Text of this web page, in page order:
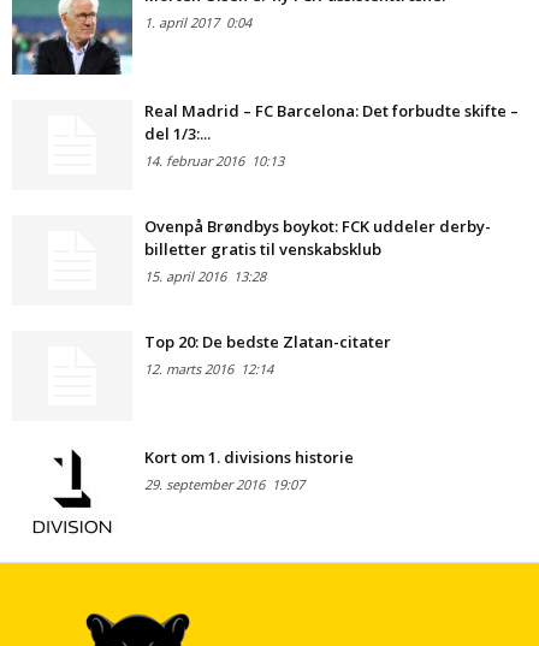
1. april 20170:04
Real Madrid – FC Barcelona: Det forbudte skifte –
del 1/3:...
14. februar 201610:13
Ovenpå Brøndbys boykot: FCK uddeler derby-
billetter gratis til venskabsklub
15. april 201613:28
Top 20: De bedste Zlatan-citater
12. marts 201612:14
Kort om 1. divisions historie
29. september 201619:07